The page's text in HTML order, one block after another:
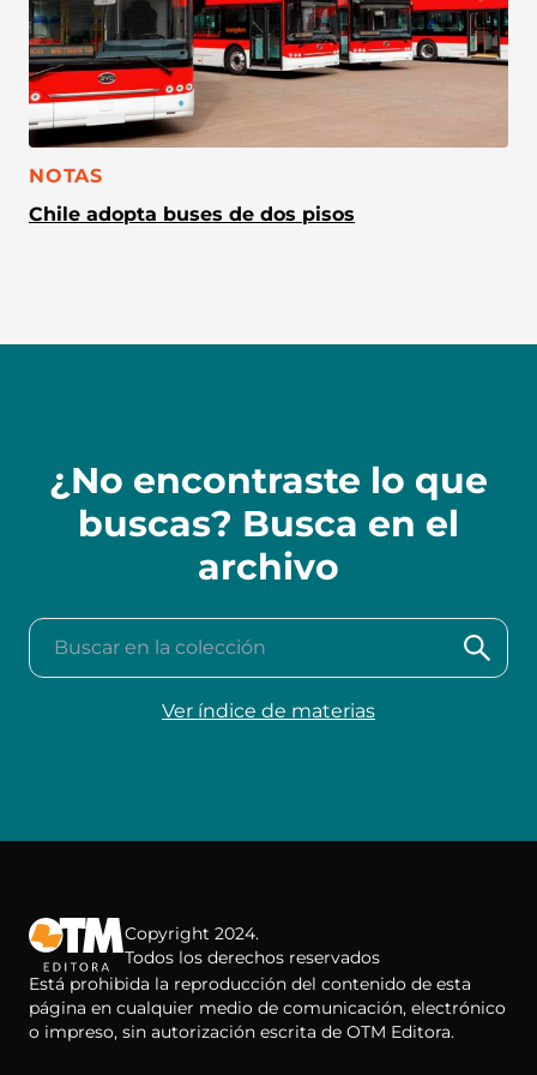
CATEGORÍA:
NOTAS
Chile adopta buses de dos pisos
¿No encontraste lo que
buscas? Busca en el
archivo
Buscar en la colección
Ver índice de materias
Copyright 2024.
Todos los derechos reservados
Está prohibida la reproducción del contenido de esta
página en cualquier medio de comunicación, electrónico
o impreso, sin autorización escrita de OTM Editora.